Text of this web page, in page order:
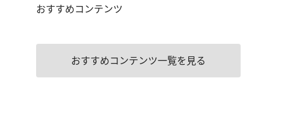
おすすめコンテンツ
おすすめコンテンツ一覧を見る